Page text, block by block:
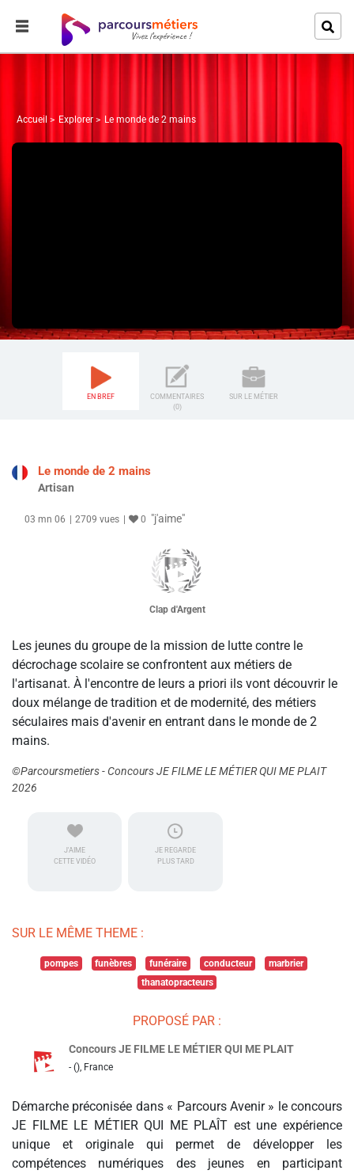
Accueil Explorer Le monde de 2 mains
EN BREF
COMMENTAIRES
(0)
SUR LE MÉTIER
Le monde de 2 mains
Artisan
03 mn 06 2709 vues 0 "j'aime"
Clap d'Argent
Les jeunes du groupe de la mission de lutte contre le
décrochage scolaire se confrontent aux métiers de
l'artisanat. À l'encontre de leurs a priori ils vont découvrir le
doux mélange de tradition et de modernité, des métiers
séculaires mais d'avenir en entrant dans le monde de 2
mains.
©Parcoursmetiers - Concours JE FILME LE MÉTIER QUI ME PLAIT
2026
J'AIME
CETTE VIDÉO
JE REGARDE
PLUS TARD
SUR LE MÊME THEME :
pompes funèbres funéraire conducteur
marbrier
thanatopracteurs
PROPOSÉ PAR :
Concours JE FILME LE MÉTIER QUI ME PLAIT
- (), France
Démarche préconisée dans « Parcours Avenir » le concours
JE FILME LE MÉTIER QUI ME PLAÎT est une expérience
unique et originale qui permet de développer les
compétences numériques des jeunes en participant